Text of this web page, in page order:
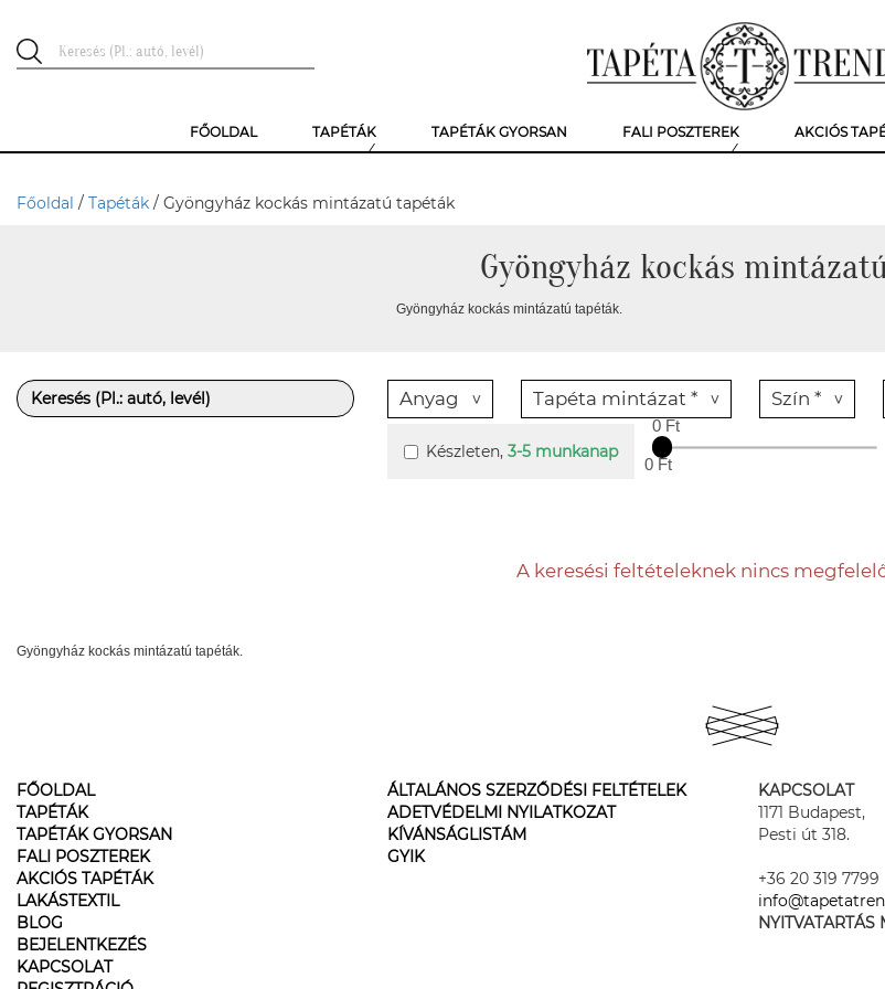
FŐOLDAL TAPÉTÁK TAPÉTÁK GYORSAN FALI POSZTEREK AKCIÓS
Főoldal / Tapéták / Gyöngyház kockás mintázatú tapéták
Gyöngyház kockás
Gyöngyház kockás mintázatú tapéták.
Anyag Tapéta mintázat * Szín *
Készleten, 3-5 munkanap
0 Ft
0 Ft
A keresési feltételeknek nincs
Gyöngyház kockás mintázatú tapéták.
FŐOLDAL
TAPÉTÁK
TAPÉTÁK GYORSAN
FALI POSZTEREK
AKCIÓS TAPÉTÁK
LAKÁSTEXTIL
BLOG
BEJELENTKEZÉS
KAPCSOLAT
ÁLTALÁNOS SZERZŐDÉSI FELTÉTELEK
ADETVÉDELMI NYILATKOZAT
KÍVÁNSÁGLISTÁM
GYIK
KAPCSOLAT
1171 Budapest,
Pesti út 318.
+36 20 319 7799
NYITVATARTÁS